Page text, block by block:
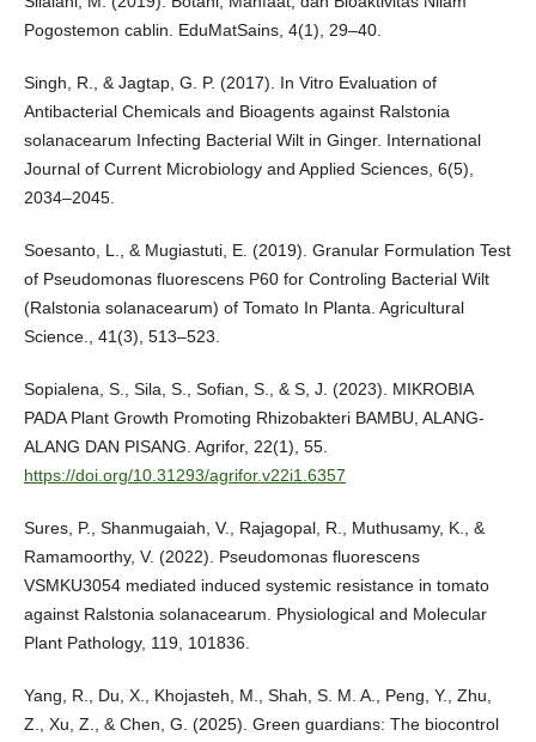
Pogostemon cablin. EduMatSains, 4(1), 29–40.
Singh, R., & Jagtap, G. P. (2017). In Vitro Evaluation of
Antibacterial Chemicals and Bioagents against Ralstonia
solanacearum Infecting Bacterial Wilt in Ginger. International
Journal of Current Microbiology and Applied Sciences, 6(5),
2034–2045.
Soesanto, L., & Mugiastuti, E. (2019). Granular Formulation Test
of Pseudomonas fluorescens P60 for Controling Bacterial Wilt
(Ralstonia solanacearum) of Tomato In Planta. Agricultural
Science., 41(3), 513–523.
Sopialena, S., Sila, S., Sofian, S., & S, J. (2023). MIKROBIA
PADA Plant Growth Promoting Rhizobakteri BAMBU, ALANG-
ALANG DAN PISANG. Agrifor, 22(1), 55.
https://doi.org/10.31293/agrifor.v22i1.6357
Sures, P., Shanmugaiah, V., Rajagopal, R., Muthusamy, K., &
Ramamoorthy, V. (2022). Pseudomonas fluorescens
VSMKU3054 mediated induced systemic resistance in tomato
against Ralstonia solanacearum. Physiological and Molecular
Plant Pathology, 119, 101836.
Yang, R., Du, X., Khojasteh, M., Shah, S. M. A., Peng, Y., Zhu,
Z., Xu, Z., & Chen, G. (2025). Green guardians: The biocontrol